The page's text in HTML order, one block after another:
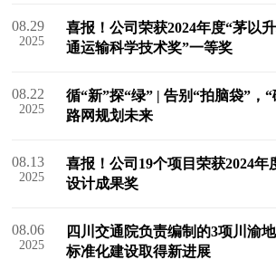
08.29
2025
喜报！公司荣获2024年度“茅
通运输科学技术奖”一等奖
08.22
2025
循“新”探“绿” | 告别“拍脑袋”，
路网规划未来
08.13
2025
喜报！公司19个项目荣获2024年
设计成果奖
08.06
2025
四川交通院负责编制的3项川渝
标准化建设取得新进展